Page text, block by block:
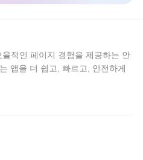
적인 페이지 경험을 제공하는 안
앱을 더 쉽고, 빠르고, 안전하게